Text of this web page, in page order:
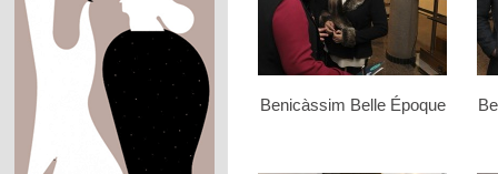
Benicàssim Belle Époque